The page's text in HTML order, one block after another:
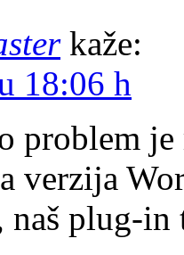
kaže:
18:06 h
problem
verzija
naš plug-